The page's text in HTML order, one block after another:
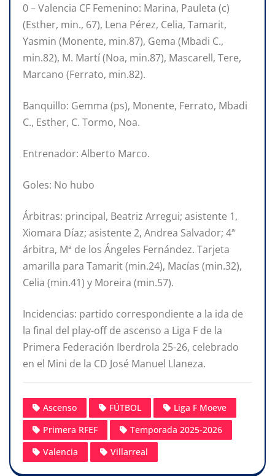
0 – Valencia CF Femenino: Marina, Pauleta (c)
(Esther, min., 67), Lena Pérez, Celia, Tamarit,
Yasmin (Monente, min.87), Gema (Mbadi C.,
min.82), M. Martí (Noa, min.87), Mascarell, Tere,
Marcano (Ferrato, min.82).
Banquillo: Gemma (ps), Monente, Ferrato, Mbadi
C., Esther, C. Tormo, Noa.
Entrenador: Alberto Marco.
Goles: No hubo
Árbitras: principal, Beatriz Arregui; asistente 1,
Xiomara Díaz; asistente 2, Andrea Salvador; 4ª
árbitra, Mª de los Ángeles Fernández. Tarjeta
amarilla para Tamarit (min.24), Macías (min.32),
Celia (min.41) y Moreira (min.57).
Incidencias: partido correspondiente a la ida de
la final del play-off de ascenso a Liga F de la
Primera Federación Iberdrola 25-26, celebrado
en el Mini de la CD José Manuel Llaneza.
Ascenso FÚTBOL
Liga F Moeve
Primera RFEF
Temporada 2025-2026
Valencia
Villarreal